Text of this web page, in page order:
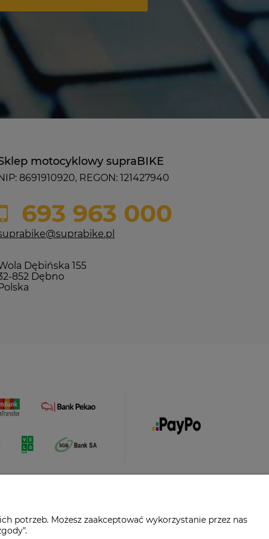
motocyklowy supraBIKE
NIP: 8691910920, REGON: 121427940
693 963 000
Dębińska 155
852 Dębno
Polska
potrzeb. Możesz zaakceptować wykorzystanie przez nas